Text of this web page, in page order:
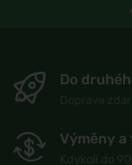
Do
Výměny